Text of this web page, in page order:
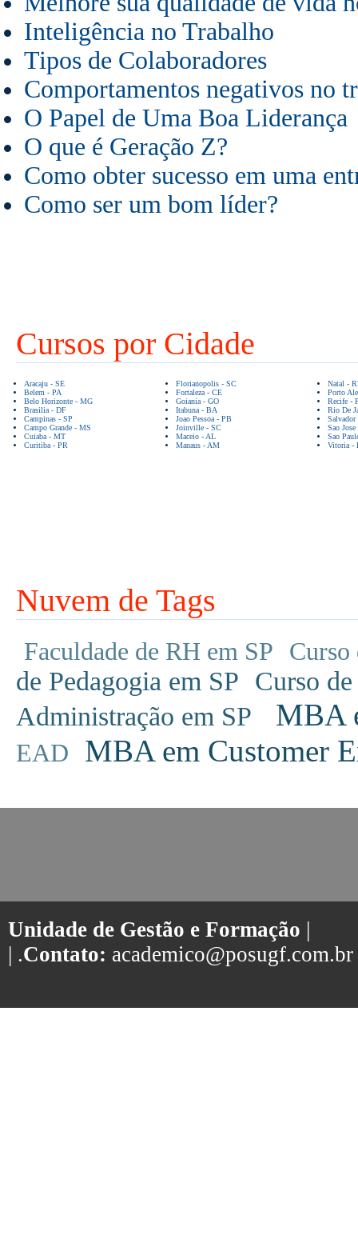
Inteligência no Trabalho
Tipos de Colaboradores
Comportamentos negativos no
O Papel de Uma Boa Liderança
O que é Geração Z?
Como obter sucesso em uma
Como ser um bom líder?
Cursos por Cidade
Aracaju - SE
Belem - PA
Belo Horizonte - MG
Brasilia - DF
Campinas - SP
Campo Grande - MS
Cuiaba - MT
Curitiba - PR
Florianopolis - SC
Fortaleza - CE
Goiania - GO
Itabuna - BA
Joao Pessoa - PB
Joinville - SC
Maceio - AL
Manaus - AM
Natal -
Porto
Recife -
Rio De
Sao
Sao
Vitoria -
Nuvem de Tags
Faculdade de RH em SP Curso
de Pedagogia em SP Curso
Administração em SP
MBA
EAD MBA em Customer
Unidade de Gestão e Formação |
| .Contato: academico@posugf.com.br